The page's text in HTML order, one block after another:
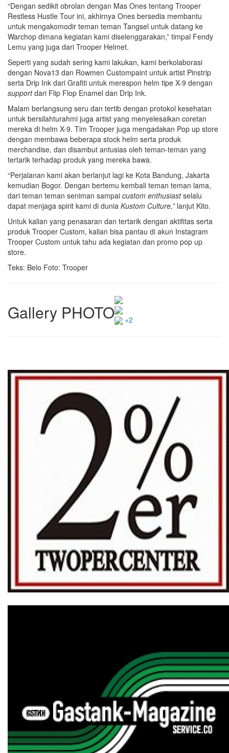
“Dengan sedikit obrolan dengan Mas Ones tentang Trooper
Restless Hustle Tour ini, akhirnya Ones bersedia membantu
untuk mengakomodir teman teman Tangsel untuk datang ke
Warchop dimana kegiatan kami diselenggarakan,” timpal Fendy
Lemu yang juga dari Trooper Helmet.
Seperti yang sudah sering kami lakukan, kami berkolaborasi
dengan Nova13 dan Rowmen Custompaint untuk artist Pinstrip
serta Drip Ink dari Grafiti untuk merespon helm tipe X-9 dengan
supportdari Flip Flop Enamel dan Drip Ink.
Malam berlangsung seru dan tertib dengan protokol kesehatan
untuk bersilahturahmi juga artist yang menyelesaikan coretan
mereka di helm X-9. Tim Trooper juga mengadakan Pop up store
dengan membawa beberapa stock helm serta produk
merchandise, dan disambut antusias oleh teman-teman yang
tertarik terhadap produk yang mereka bawa.
“Perjalanan kami akan berlanjut lagi ke Kota Bandung, Jakarta
kemudian Bogor. Dengan bertemu kembali teman teman lama,
dari teman teman seniman sampai custom enthusiastselalu
dapat menjaga spirit kami di dunia Kustom Culture,” lanjut Kito.
Untuk kalian yang penasaran dan tertarik dengan aktifitas serta
produk Trooper Custom, kalian bisa pantau di akun Instagram
Trooper Custom untuk tahu ada kegiatan dan promo pop up
store.
Teks: Belo Foto: Trooper
Gallery PHOTO +2